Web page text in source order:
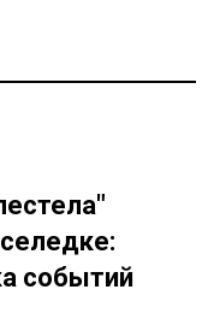
событий